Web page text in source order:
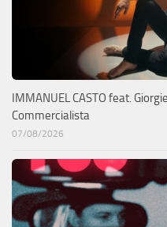
IMMANUEL CASTO feat.
Commercialista
07/08/2026